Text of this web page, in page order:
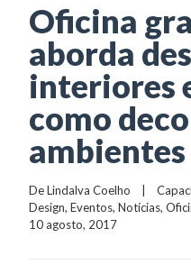
Oficina
aborda
interiores
como
ambientes
De Lindalva Coelho
    |
Design, Eventos, Notícias,
10 agosto, 2017